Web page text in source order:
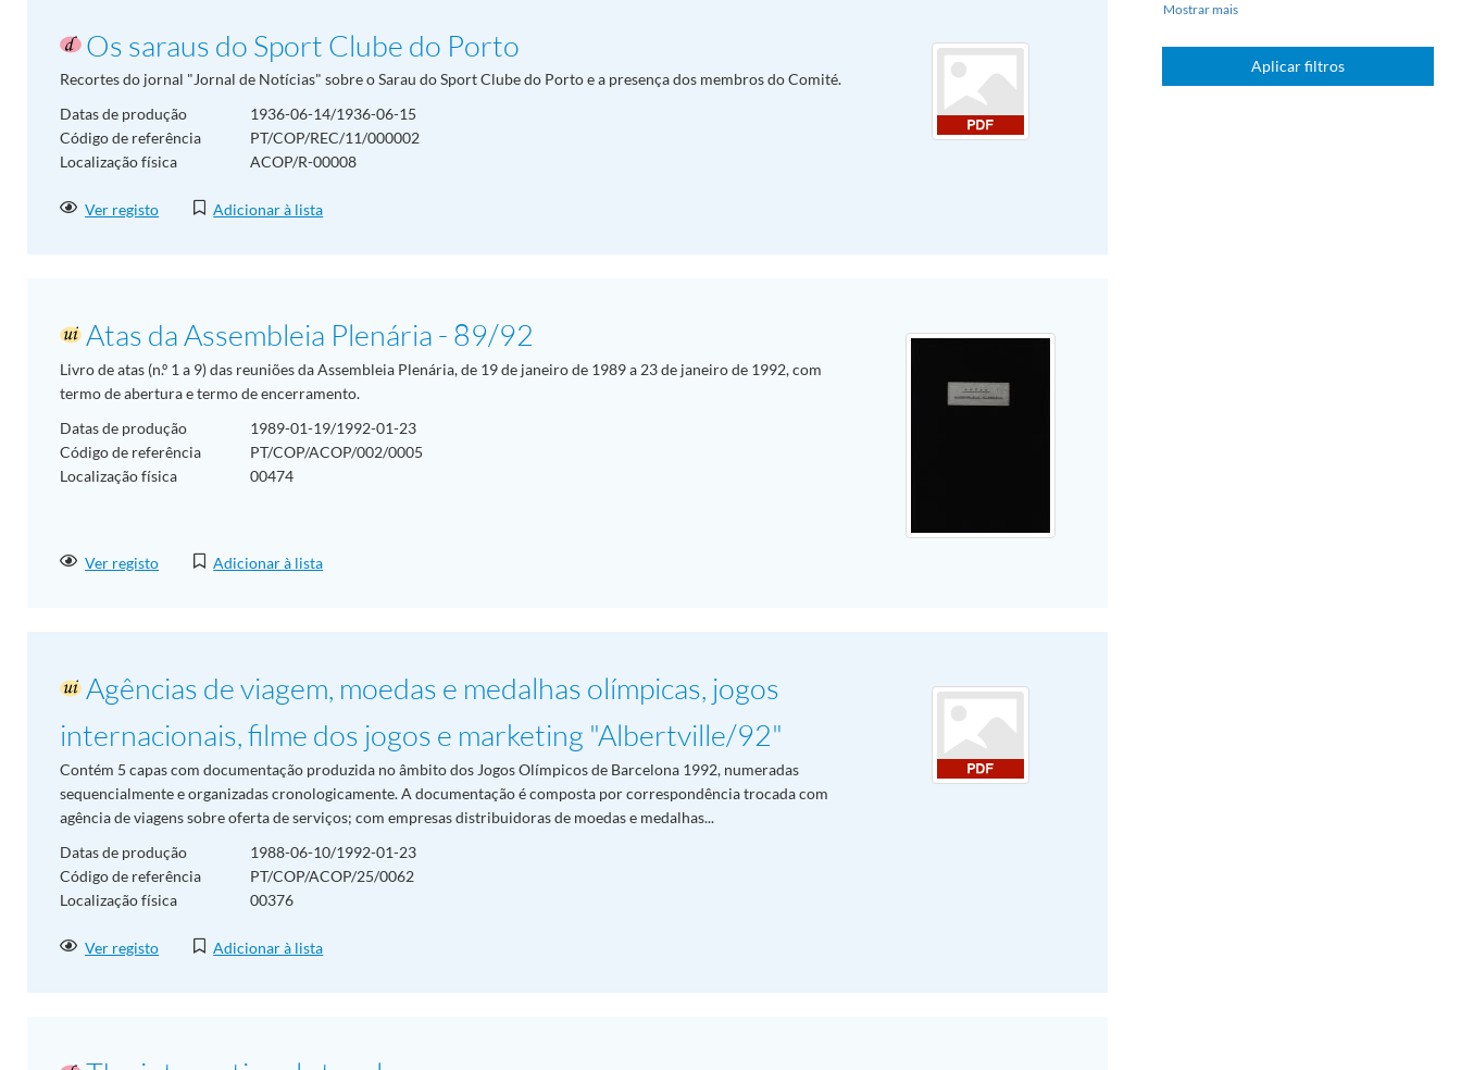
2021 - 2040
Mostrar mais
Aplicar filtros
Os saraus do Sport Clube do Porto
Recortes do jornal "Jornal de Notícias" sobre o Sarau do Sport Clube do Porto e a presença dos membros do Comité.
Datas de produção
1936-06-14/1936-06-15
Código de referência
PT/COP/REC/11/000002
Localização física
ACOP/R-00008
Ver registo Adicionar à lista
Atas da Assembleia Plenária - 89/92
Livro de atas (n.º 1 a 9) das reuniões da Assembleia Plenária, de 19 de janeiro de 1989 a 23 de janeiro de 1992, com
termo de abertura e termo de encerramento.
Datas de produção
1989-01-19/1992-01-23
Código de referência
PT/COP/ACOP/002/0005
Localização física
00474
Ver registo Adicionar à lista
Agências de viagem, moedas e medalhas olímpicas, jogos
internacionais, filme dos jogos e marketing "Albertville/92"
Contém 5 capas com documentação produzida no âmbito dos Jogos Olímpicos de Barcelona 1992, numeradas
sequencialmente e organizadas cronologicamente. A documentação é composta por correspondência trocada com
agência de viagens sobre oferta de serviços; com empresas distribuidoras de moedas e medalhas...
Datas de produção
1988-06-10/1992-01-23
Código de referência
PT/COP/ACOP/25/0062
Localização física
00376
Ver registo Adicionar à lista